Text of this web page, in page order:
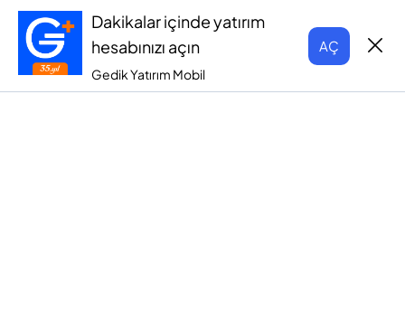
Dakikalar içinde yatırım
hesabınızı açın
Gedik Yatırım Mobil
AÇ